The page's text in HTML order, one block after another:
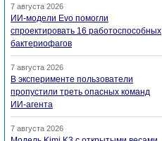
7 августа 2026
ИИ-модели Evo помогли
спроектировать 16 работоспособных
бактериофагов
7 августа 2026
В эксперименте пользователи
пропустили треть опасных команд
ИИ-агента
7 августа 2026